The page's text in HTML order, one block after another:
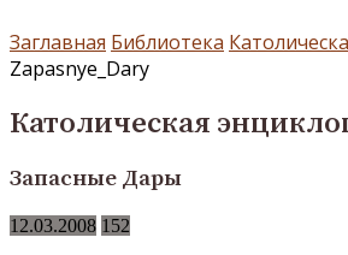
Заглавная Библиотека
Zapasnye_Dary
Католическая
Запасные Дары
12.03.2008 152